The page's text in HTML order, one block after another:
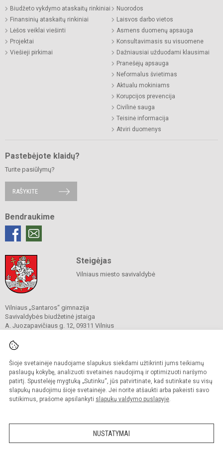
Šioje svetainėje naudojame slapukus siekdami užtikrinti jums teikiamų
paslaugų kokybę, analizuoti svetainės naudojimą ir optimizuoti naršymo
patirtį. Spustelėję mygtuką „Sutinku“, jūs patvirtinate, kad sutinkate su visų
slapukų naudojimu šioje svetainėje. Jei norite atšaukti arba pakeisti savo
sutikimus, prašome apsilankyti slapukų valdymo puslapyje.
NUSTATYMAI
Biudžeto vykdymo ataskaitų rinkiniai
Finansinių ataskaitų rinkiniai
Lėšos veiklai viešinti
Projektai
Viešieji pirkimai
Nuorodos
Laisvos darbo vietos
Asmens duomenų apsauga
Konsultavimasis su visuomene
Dažniausiai užduodami klausimai
Pranešėjų apsauga
Neformalus švietimas
Aktualu mokiniams
Korupcijos prevencija
Civilinė sauga
Teisinė informacija
Atviri duomenys
Pastebėjote klaidų?
Turite pasiūlymų?
RAŠYKITE
Bendraukime
Steigėjas
Vilniaus miesto savivaldybė
Vilniaus „Santaros“ gimnazija
Savivaldybės biudžetinė įstaiga
A. Juozapavičiaus g. 12, 09311 Vilnius
El. p.
Duomenys kaupiami ir saugomi
Juridinių asmenų registre
Įmonės kodas 304089960
Kopijuoti turinį be raštiško gimnazijos sutikimo griežtai draudžiama.
Prieinamumo paraiška Slapukų politika